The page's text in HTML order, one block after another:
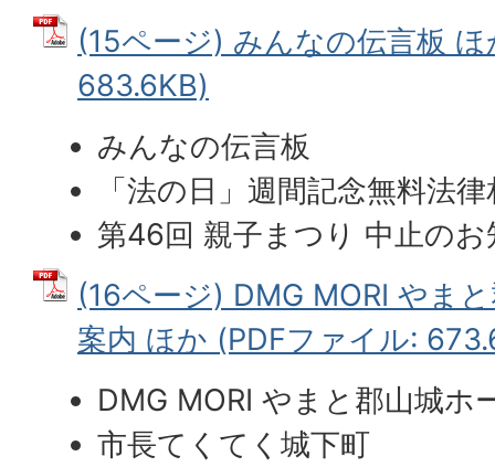
(15ページ) みんなの伝言板
683.6KB)
みんなの伝言板
「法の日」週間記念無料法
第46回 親子まつり 中止のお
(16ページ) DMG MORI やま
案内 ほか (PDFファイル:
DMG MORI やまと郡山城ホ
市長てくてく城下町